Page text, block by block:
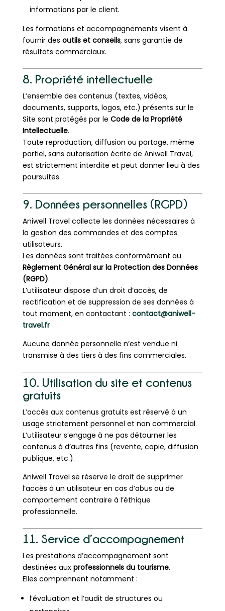
informations par le client.
Les formations et accompagnements visent à
fournir des outils et conseils, sans garantie de
résultats commerciaux.
8. Propriété intellectuelle
L’ensemble des contenus (textes, vidéos,
documents, supports, logos, etc.) présents sur le
Site sont protégés par le Code de la Propriété
Intellectuelle.
Toute reproduction, diffusion ou partage, même
partiel, sans autorisation écrite de Aniwell Travel,
est strictement interdite et peut donner lieu à des
poursuites.
9. Données personnelles (RGPD)
Aniwell Travel collecte les données nécessaires à
la gestion des commandes et des comptes
utilisateurs.
Les données sont traitées conformément au
Règlement Général sur la Protection des Données
(RGPD).
L’utilisateur dispose d’un droit d’accès, de
rectification et de suppression de ses données à
tout moment, en contactant : contact@aniwell-
travel.fr
Aucune donnée personnelle n’est vendue ni
transmise à des tiers à des fins commerciales.
10. Utilisation du site et contenus
gratuits
L’accès aux contenus gratuits est réservé à un
usage strictement personnel et non commercial.
L’utilisateur s’engage à ne pas détourner les
contenus à d’autres fins (revente, copie, diffusion
publique, etc.).
Aniwell Travel se réserve le droit de supprimer
l’accès à un utilisateur en cas d’abus ou de
comportement contraire à l’éthique
professionnelle.
11. Service d’accompagnement
Les prestations d’accompagnement sont
destinées aux professionnels du tourisme.
Elles comprennent notamment :
l’évaluation et l’audit de structures ou